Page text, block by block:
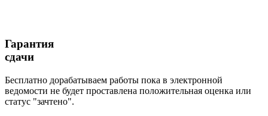
Гарантия
сдачи
Бесплатно дорабатываем работы пока в электронной
ведомости не будет проставлена положительная оценка или
статус "зачтено".